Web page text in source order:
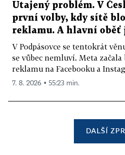
Utajený problém. V
první volby, kdy sítě
reklamu. A hlavní oběť
V Podpásovce se tentokrát
se vůbec nemluví. Meta
reklamu na Facebooku a
7. 8. 2026 ▪ 55:23 min.
DALŠÍ